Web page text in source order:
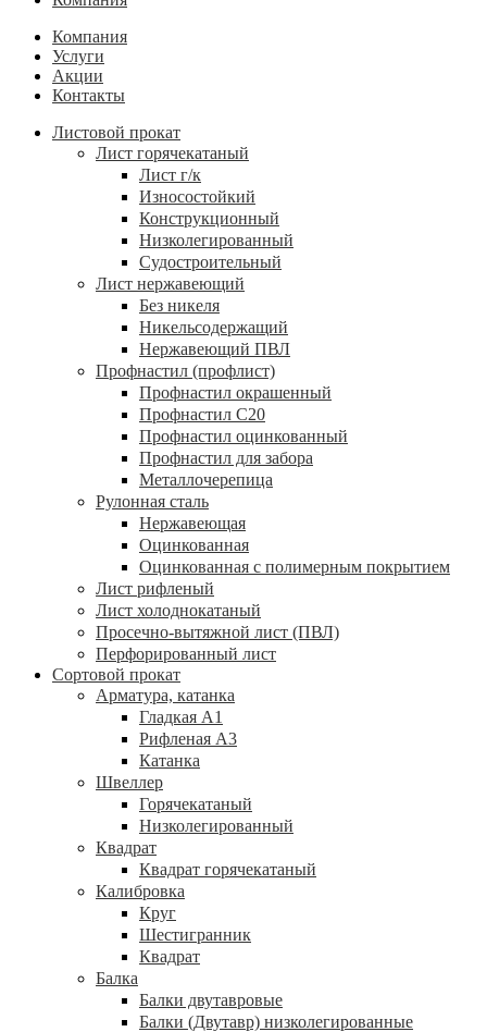
Компания
Услуги
Акции
Контакты
Листовой прокат
Лист горячекатаный
Лист г/к
Износостойкий
Конструкционный
Низколегированный
Судостроительный
Лист нержавеющий
Без никеля
Никельсодержащий
Нержавеющий ПВЛ
Профнастил (профлист)
Профнастил окрашенный
Профнастил С20
Профнастил оцинкованный
Профнастил для забора
Металлочерепица
Рулонная сталь
Нержавеющая
Оцинкованная
Оцинкованная с полимерным покрытием
Лист рифленый
Лист холоднокатаный
Просечно-вытяжной лист (ПВЛ)
Перфорированный лист
Сортовой прокат
Арматура, катанка
Гладкая А1
Рифленая А3
Катанка
Швеллер
Горячекатаный
Низколегированный
Квадрат
Квадрат горячекатаный
Калибровка
Круг
Шестигранник
Квадрат
Балка
Балки двутавровые
Балки (Двутавр) низколегированные